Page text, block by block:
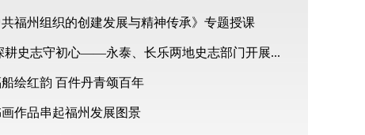
福州组织的创建发展与精神传承》专题授课
耕史志守初心——永泰、长乐两地史志部门开展...
绘红韵 百件丹青颂百年
作品串起福州发展图景